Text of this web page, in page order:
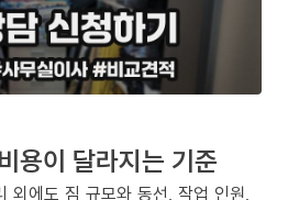
용이 달라지는 기준
외에도 짐 규모와 동선, 작업 인원,